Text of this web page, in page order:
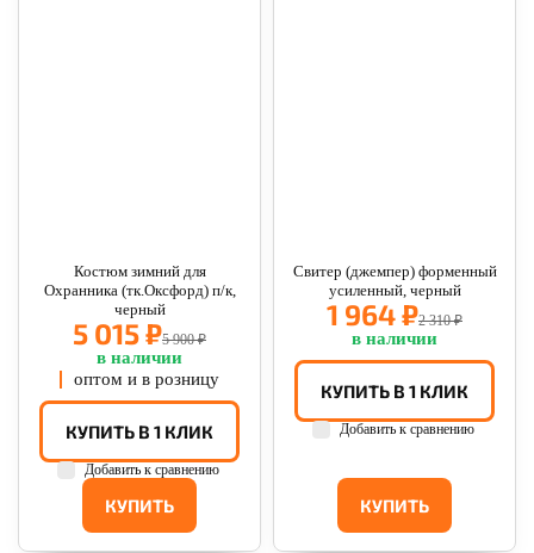
Костюм зимний для
Охранника (тк.Оксфорд) п/к,
черный
5 015 ₽5 900 ₽
в наличии
оптом и в розницу
КУПИТЬ
КУПИТЬ В 1 КЛИК
Добавить к сравнению
Свитер (джемпер) форменный
усиленный, черный
1 964 ₽2 310 ₽
в наличии
КУПИТЬ
КУПИТЬ В 1 КЛИК
Добавить к сравнению